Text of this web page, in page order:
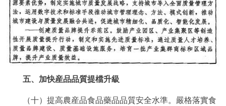
五、加快産品品質提檔升級
（十）提高農産品食品藥品品質安全水準。嚴格落實食